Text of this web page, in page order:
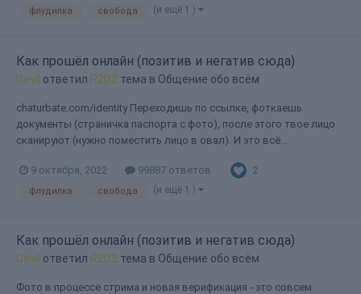
флудилка свобода (и ещё 1 )
Как прошёл онлайн (позитив и негатив сюда)
Devil ответил R2D2 тема в Общение обо всём
chaturbate.com/identity Переходишь по ссылке, фоткаешь
документы (страничка паспорта с фото), после этого твое лицо
сканируют (нужно поместить лицо в овал). И это всё...
9 октября, 2022 99887 ответов 2
флудилка свобода (и ещё 1 )
Как прошёл онлайн (позитив и негатив сюда)
Devil ответил R2D2 тема в Общение обо всём
Фото в процессе стрима и новая верификация - это совсем